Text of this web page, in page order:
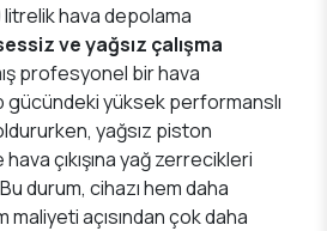
litrelik hava depolama
ve yağsız çalışma
profesyonel bir hava
yüksek performanslı
yağsız piston
çıkışına yağ zerrecikleri
durum, cihazı hem daha
maliyeti açısından çok daha